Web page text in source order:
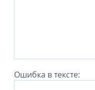
Ошибка в тексте: